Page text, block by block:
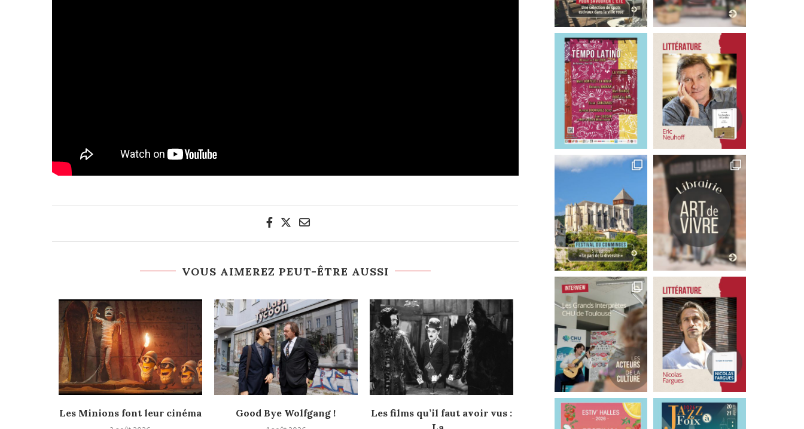
VOUS AIMEREZ PEUT-ÊTRE AUSSI
Les Minions font leur cinéma Good Bye Wolfgang !
Les films qu’il faut avoir vus :
Inimitable « Français » Une légende